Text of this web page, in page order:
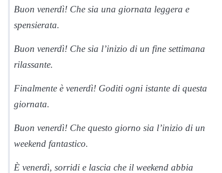
Buon venerdì! Che sia una giornata leggera e
spensierata.
Buon venerdì! Che sia l’inizio di un fine settimana
rilassante.
Finalmente è venerdì! Goditi ogni istante di questa
giornata.
Buon venerdì! Che questo giorno sia l’inizio di un
weekend fantastico.
È venerdì, sorridi e lascia che il weekend abbia